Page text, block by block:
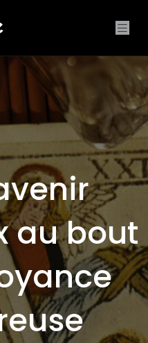
au bout